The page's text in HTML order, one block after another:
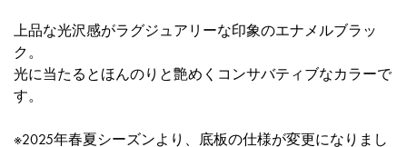
上品な光沢感がラグジュアリーな印象のエナメルブラッ
ク。
光に当たるとほんのりと艶めくコンサバティブなカラーで
す。
※2025年春夏シーズンより、底板の仕様が変更になりまし